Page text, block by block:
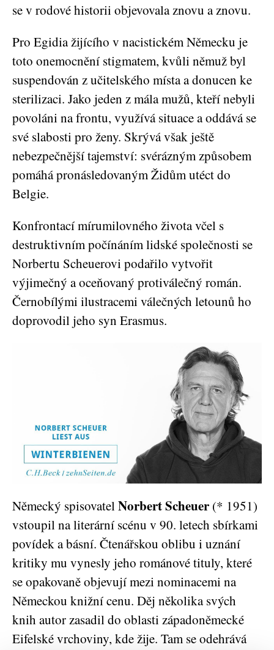
se v rodové historii objevovala znovu a znovu.
Pro Egidia žijícího v nacistickém Německu je
toto onemocnění stigmatem, kvůli němuž byl
suspendován z učitelského místa a donucen ke
sterilizaci. Jako jeden z mála mužů, kteří nebyli
povoláni na frontu, využívá situace a oddává se
své slabosti pro ženy. Skrývá však ještě
nebezpečnější tajemství: svérázným způsobem
pomáhá pronásledovaným Židům utéct do
Belgie.
Konfrontací mírumilovného života včel s
destruktivním počínáním lidské společnosti se
Norbertu Scheuerovi podařilo vytvořit
výjimečný a oceňovaný protiválečný román.
Černobílými ilustracemi válečných letounů ho
doprovodil jeho syn Erasmus.
Německý spisovatel Norbert Scheuer (* 1951)
vstoupil na literární scénu v 90. letech sbírkami
povídek a básní. Čtenářskou oblibu i uznání
kritiky mu vynesly jeho románové tituly, které
se opakovaně objevují mezi nominacemi na
Německou knižní cenu. Děj několika svých
knih autor zasadil do oblasti západoněmecké
Eifelské vrchoviny, kde žije. Tam se odehrává